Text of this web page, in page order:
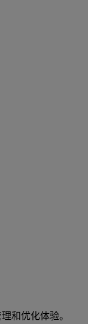
和优化体验。